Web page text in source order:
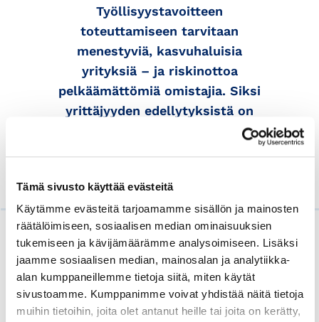
Tämä sivusto käyttää evästeitä
Käytämme evästeitä tarjoamamme sisällön ja mainosten
räätälöimiseen, sosiaalisen median ominaisuuksien
tukemiseen ja kävijämäärämme analysoimiseen. Lisäksi
jaamme sosiaalisen median, mainosalan ja analytiikka-
alan kumppaneillemme tietoja siitä, miten käytät
sivustoamme. Kumppanimme voivat yhdistää näitä tietoja
muihin tietoihin, joita olet antanut heille tai joita on kerätty,
Työllisyystavoitteen
toteuttamiseen tarvitaan
menestyviä, kasvuhaluisia
yrityksiä – ja riskinottoa
pelkäämättömiä omistajia. Siksi
yrittäjyyden edellytyksistä on
Lue myös